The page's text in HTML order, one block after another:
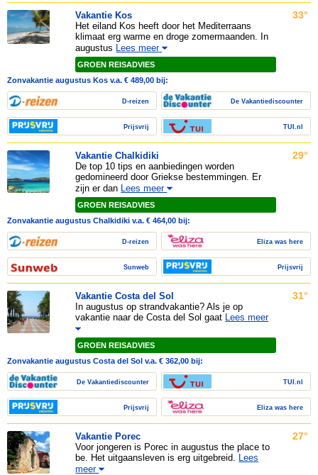
Vakantie Kos
Het eiland Kos heeft door het Mediterraans
klimaat erg warme en droge zomermaanden. In
augustus Lees meer
GROEN REISADVIES
33°
Zonvakantie augustus Kos v.a. € 489,00 bij:
D-reizen
Prijsvrij
De Vakantiediscounter
TUI.nl
Vakantie Chalkidiki
De top 10 tips en aanbiedingen worden
gedomineerd door Griekse bestemmingen. Er
zijn er dan Lees meer
GROEN REISADVIES
29°
Zonvakantie augustus Chalkidiki v.a. € 464,00 bij:
D-reizen
Sunweb
Eliza was here
Prijsvrij
Vakantie Costa del Sol
In augustus op strandvakantie? Als je op
vakantie naar de Costa del Sol gaat Lees meer
GROEN REISADVIES
31°
Zonvakantie augustus Costa del Sol v.a. € 362,00 bij:
De Vakantiediscounter
Prijsvrij
TUI.nl
Eliza was here
Vakantie Porec
Voor jongeren is Porec in augustus the place to
be. Het uitgaansleven is erg uitgebreid. Lees
meer
27°